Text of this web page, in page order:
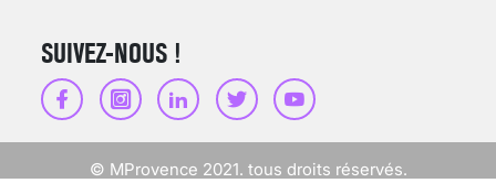
SCANNER, IRM, RADIO,
ÉCHO : DES IMAGES
POUR TOUTES LES
MALADIES
SUIVEZ-NOUS !
© MProvence 2021. tous droits réservés.